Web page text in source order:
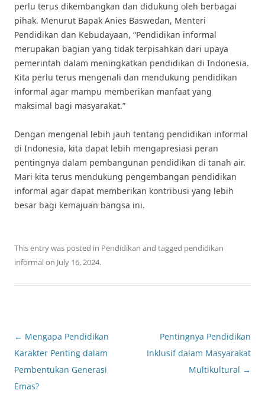
perlu terus dikembangkan dan didukung oleh berbagai
pihak. Menurut Bapak Anies Baswedan, Menteri
Pendidikan dan Kebudayaan, “Pendidikan informal
merupakan bagian yang tidak terpisahkan dari upaya
pemerintah dalam meningkatkan pendidikan di Indonesia.
Kita perlu terus mengenali dan mendukung pendidikan
informal agar mampu memberikan manfaat yang
maksimal bagi masyarakat.”
Dengan mengenal lebih jauh tentang pendidikan informal
di Indonesia, kita dapat lebih mengapresiasi peran
pentingnya dalam pembangunan pendidikan di tanah air.
Mari kita terus mendukung pengembangan pendidikan
informal agar dapat memberikan kontribusi yang lebih
besar bagi kemajuan bangsa ini.
This entry was posted in Pendidikan and tagged pendidikan
informalon July 16, 2024.
Post
navigation
← Mengapa Pendidikan
Karakter Penting dalam
Pembentukan Generasi
Emas?
Pentingnya Pendidikan
Inklusif dalam Masyarakat
Multikultural →